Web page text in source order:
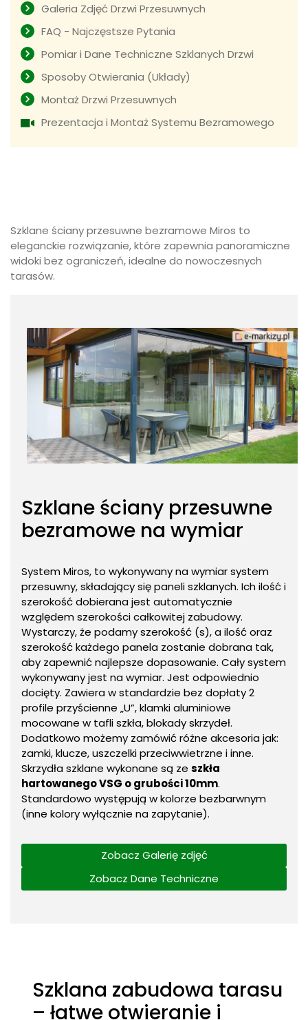
Galeria Zdjęć Drzwi Przesuwnych
FAQ - Najczęstsze Pytania
Pomiar i Dane Techniczne Szklanych Drzwi
Sposoby Otwierania (Układy)
Montaż Drzwi Przesuwnych
Prezentacja i Montaż Systemu Bezramowego
Szklane ściany przesuwne bezramowe Miros to
eleganckie rozwiązanie, które zapewnia panoramiczne
widoki bez ograniczeń, idealne do nowoczesnych
tarasów.
Szklane ściany przesuwne
bezramowe na wymiar
System Miros, to wykonywany na wymiar system
przesuwny, składający się paneli szklanych. Ich ilość i
szerokość dobierana jest automatycznie
względem szerokości całkowitej zabudowy.
Wystarczy, że podamy szerokość (s), a ilość oraz
szerokość każdego panela zostanie dobrana tak,
aby zapewnić najlepsze dopasowanie. Cały system
wykonywany jest na wymiar. Jest odpowiednio
docięty. Zawiera w standardzie bez dopłaty 2
profile przyścienne „U”, klamki aluminiowe
mocowane w tafli szkła, blokady skrzydeł.
Dodatkowo możemy zamówić różne akcesoria jak:
zamki, klucze, uszczelki przeciwwietrzne i inne.
Skrzydła szklane wykonane są ze szkła
hartowanego VSG o grubości 10mm.
Standardowo występują w kolorze bezbarwnym
(inne kolory wyłącznie na zapytanie).
Zobacz Galerię zdjęć
Zobacz Dane Techniczne
Szklana zabudowa tarasu
– łatwe otwieranie i